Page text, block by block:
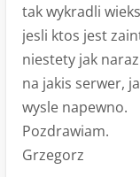
tak wykradli
jesli ktos jest
niestety jak
na jakis serwer,
wysle napewno.
Pozdrawiam.
Grzegorz